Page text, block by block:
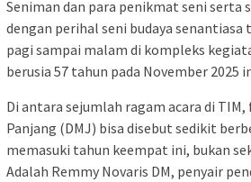
Seniman dan para penikmat seni serta
dengan perihal seni budaya
pagi sampai malam di kompleks
berusia 57 tahun pada November 2025
Di antara sejumlah ragam acara di TIM,
Panjang (DMJ) bisa disebut sedikit
memasuki tahun keempat ini, bukan
Adalah Remmy Novaris DM, penyair